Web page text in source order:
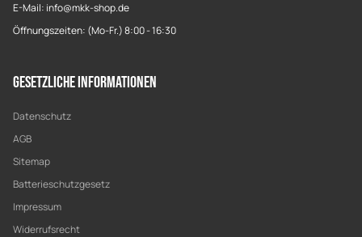
E-Mail: info@mkk-shop.de
Öffnungszeiten: (Mo-Fr.) 8:00 - 16:30
Gesetzliche Informationen
Datenschutz
AGB
Sitemap
Batterieschutzgesetz
Impressum
Widerrufsrecht